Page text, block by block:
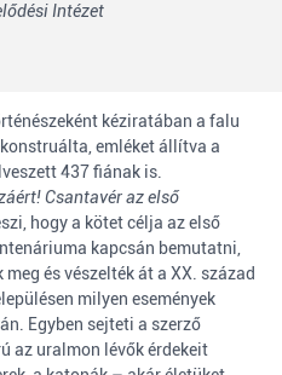
Intézet
kéziratában a falu
emléket állítva a
437 fiának is.
Csantavér az első
hogy a kötet célja az első
kapcsán bemutatni,
és vészelték át a XX. század
milyen események
Egyben sejteti a szerző
az uralmon lévők érdekeit